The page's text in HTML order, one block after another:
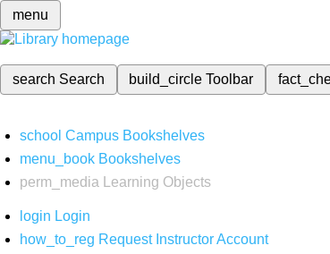
menu
search Search build_circleToolbar
school Campus Bookshelves
menu_book Bookshelves
perm_media
Learning Objects
login Login
how_to_reg Request Instructor Account